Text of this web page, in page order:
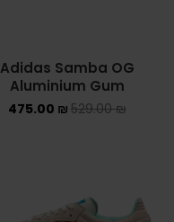
NIKE COLLECTION
NIKE DUNK
Adidas Samba OG
Aluminium Gum
529.00₪
475.00 ₪